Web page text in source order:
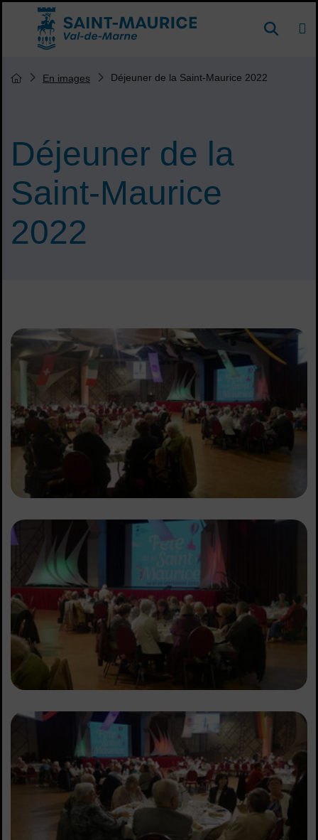
Menu de raccourcis
Accueil ville de Saint-Maurice DE
Déjeuner de la
Saint-Maurice
2022
Vous êtes ici :
Page d'accueil du site
En images Déjeuner de la Saint-Maurice 2022